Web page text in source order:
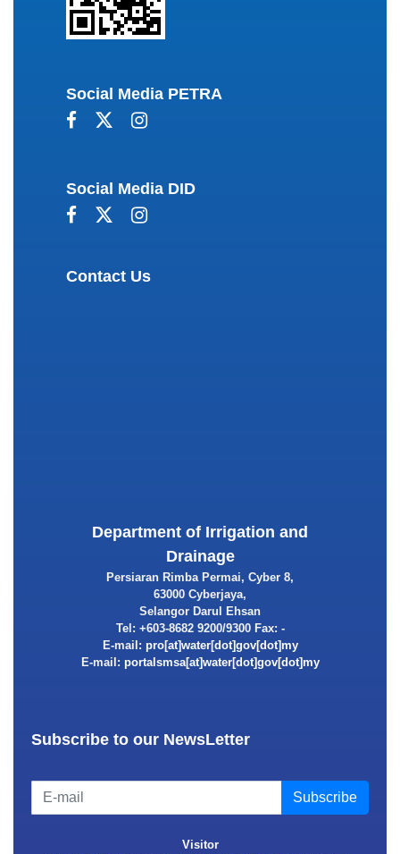
Social Media PETRA
Social Media DID
Contact Us
Department of Irrigation and
Drainage
Persiaran Rimba Permai, Cyber 8,
63000 Cyberjaya,
Selangor Darul Ehsan
Tel: +603-8682 9200/9300 Fax: -
E-mail:
E-mail:
Subscribe to our NewsLetter
Visitor